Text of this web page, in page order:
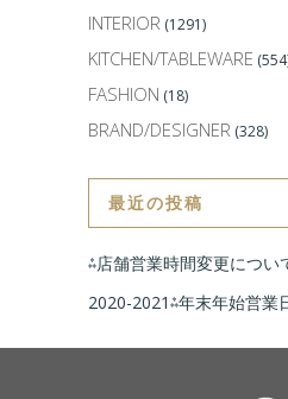
INTERIOR (1291)
KITCHEN/TABLEWARE
FASHION (18)
BRAND/DESIGNER (328)
最近の投稿
⁂店舗営業時間変更につい
2020-2021⁂年末年始営業